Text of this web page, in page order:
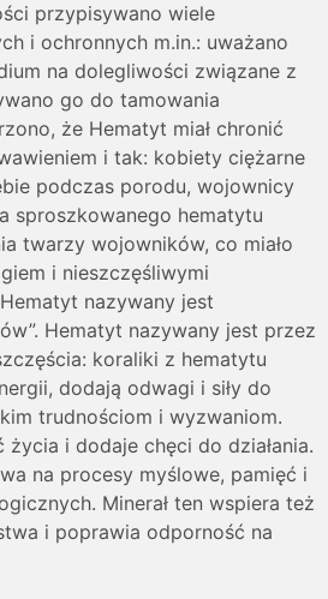
przypisywano wiele
i ochronnych m.in.: uważano
na dolegliwości związane z
go do tamowania
że Hematyt miał chronić
i tak: kobiety ciężarne
podczas porodu, wojownicy
sproszkowanego hematytu
twarzy wojowników, co miało
i nieszczęśliwymi
nazywany jest
Hematyt nazywany jest przez
koraliki z hematytu
dodają odwagi i siły do
trudnościom i wyzwaniom.
i dodaje chęci do działania.
na procesy myślowe, pamięć i
Minerał ten wspiera też
i poprawia odporność na